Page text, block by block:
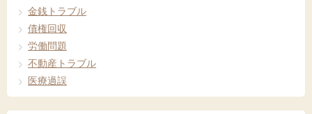
金銭トラブル
債権回収
労働問題
不動産トラブル
医療過誤